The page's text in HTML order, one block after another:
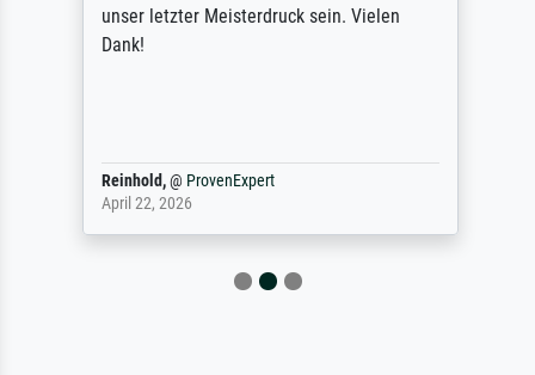
unser letzter Meisterdruck sein. Vielen
Dank!
Reinhold,@ ProvenExpert
April 22, 2026